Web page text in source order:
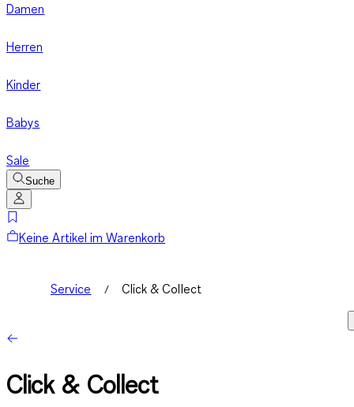
Damen
Herren
Kinder
Babys
Sale
Suche
Keine Artikel im Warenkorb
Service Click & Collect
Click & Collect